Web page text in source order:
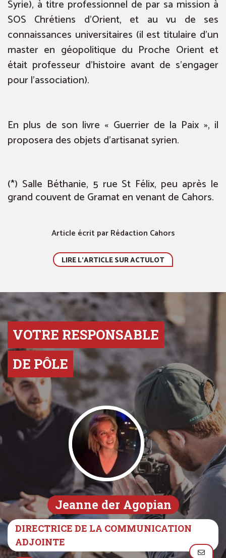
Syrie), à titre professionnel de par sa mission à
SOS Chrétiens d’Orient, et au vu de ses
connaissances universitaires (il est titulaire d’un
master en géopolitique du Proche Orient et
était professeur d’histoire avant de s’engager
pour l’association).
En plus de son livre « Guerrier de la Paix », il
proposera des objets d’artisanat syrien.
(*) Salle Béthanie, 5 rue St Félix, peu après le
grand couvent de Gramat en venant de Cahors.
Article écrit par Rédaction Cahors
LIRE L'ARTICLE SUR ACTULOT
VOTRE RESPONSABLE
DE PÔLE
Jeanne der Agopian
DIRECTRICE DE LA COMMUNICATION
ADJOINTE